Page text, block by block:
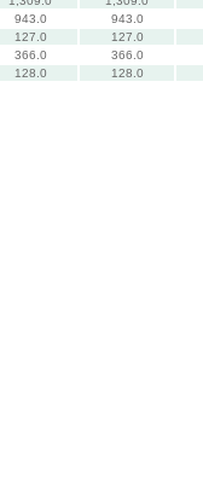
943.0 943.0
127.0 127.0
366.0 366.0
128.0 128.0